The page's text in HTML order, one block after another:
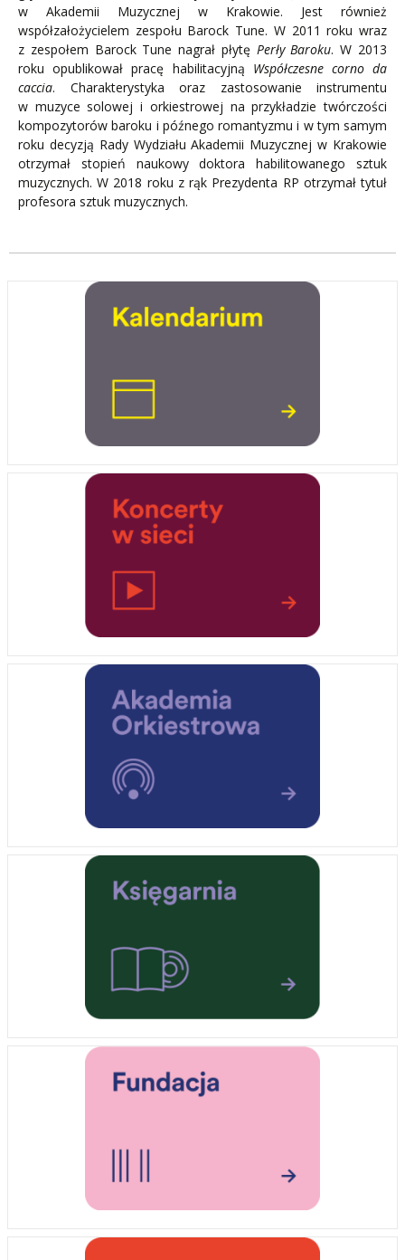
w Akademii Muzycznej w Krakowie. Jest również
współzałożycielem zespołu Barock Tune. W 2011 roku wraz
z zespołem Barock Tune nagrał płytę Perły Baroku. W 2013
roku opublikował pracę habilitacyjną Współczesne corno da
caccia. Charakterystyka oraz zastosowanie instrumentu
w muzyce solowej i orkiestrowej na przykładzie twórczości
kompozytorów baroku i późnego romantyzmu i w tym samym
roku decyzją Rady Wydziału Akademii Muzycznej w Krakowie
otrzymał stopień naukowy doktora habilitowanego sztuk
muzycznych. W 2018 roku z rąk Prezydenta RP otrzymał tytuł
profesora sztuk muzycznych.